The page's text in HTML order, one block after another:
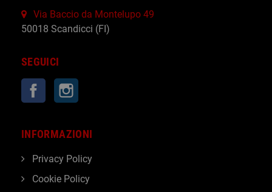
Via Baccio da Montelupo 49
50018 Scandicci (FI)
SEGUICI
Facebook
INFORMAZIONI
Privacy Policy
Cookie Policy